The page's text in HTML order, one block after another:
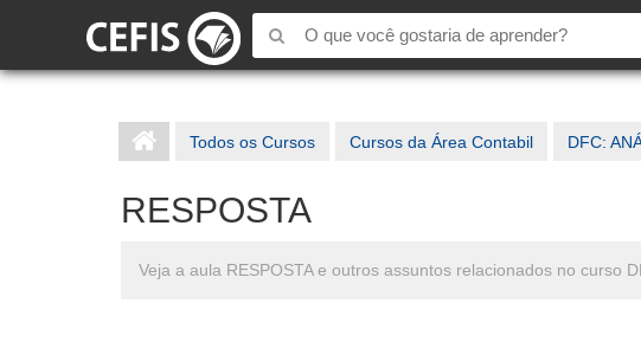
Todos os Cursos Cursos da Área Contabil DFC:
RESPOSTA
Veja a aula RESPOSTA e outros assuntos relacionados no curso